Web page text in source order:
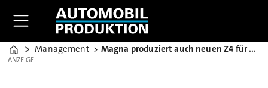
Home
Management Magna produziert auch neuen Z4 für BMW in Graz
ANZEIGE
ANZEIGE